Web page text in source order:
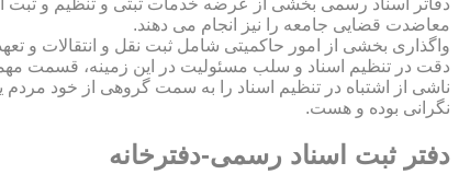
معاضدت قضایی جامعه را نیز انجام می دهند.
واگذاری بخشی از امور حاکمیتی شامل ثبت نقل و انتقالات
دقت در تنظیم اسناد و سلب مسئولیت در این زمینه، قسمت
ناشی از اشتباه در تنظیم اسناد را به سمت گروهی از خود
نگرانی بوده و هست.
دفتر ثبت اسناد رسمی-دفترخانه